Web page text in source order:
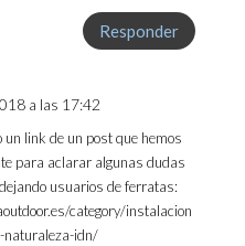
Responder
a las 17:42
un link de un post que hemos
para aclarar algunas dudas
usuarios de ferratas:
category/instalacion
naturaleza-idn/